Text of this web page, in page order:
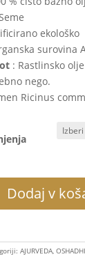
ekološko
surovina
: Rastlinsko
nego.
Ricinus
Dodaj v
AJURVEDA, OSHADHI